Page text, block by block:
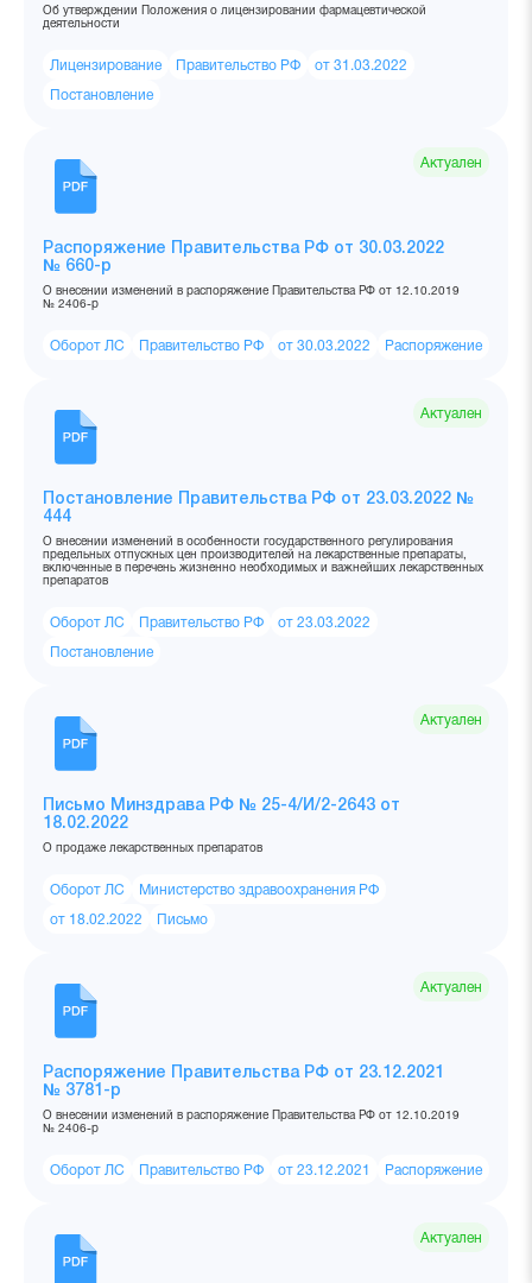
Об утверждении Положения о лицензировании фармацевтической
деятельности
Лицензирование Правительство РФ от 31.03.2022
Постановление
Актуален
Распоряжение Правительства РФ от 30.03.2022
№ 660-р
О внесении изменений в распоряжение Правительства РФ от 12.10.2019
№ 2406-р
Оборот ЛС Правительство РФ от 30.03.2022 Распоряжение
Актуален
Постановление Правительства РФ от 23.03.2022 №
444
О внесении изменений в особенности государственного регулирования
предельных отпускных цен производителей на лекарственные препараты,
включенные в перечень жизненно необходимых и важнейших лекарственных
препаратов
Оборот ЛС Правительство РФ от 23.03.2022
Постановление
Актуален
Письмо Минздрава РФ № 25-4/И/2-2643 от
18.02.2022
О продаже лекарственных препаратов
Оборот ЛС Министерство здравоохранения РФ
от 18.02.2022 Письмо
Актуален
Распоряжение Правительства РФ от 23.12.2021
№ 3781-р
О внесении изменений в распоряжение Правительства РФ от 12.10.2019
№ 2406-р
Оборот ЛС Правительство РФ от 23.12.2021 Распоряжение
Актуален